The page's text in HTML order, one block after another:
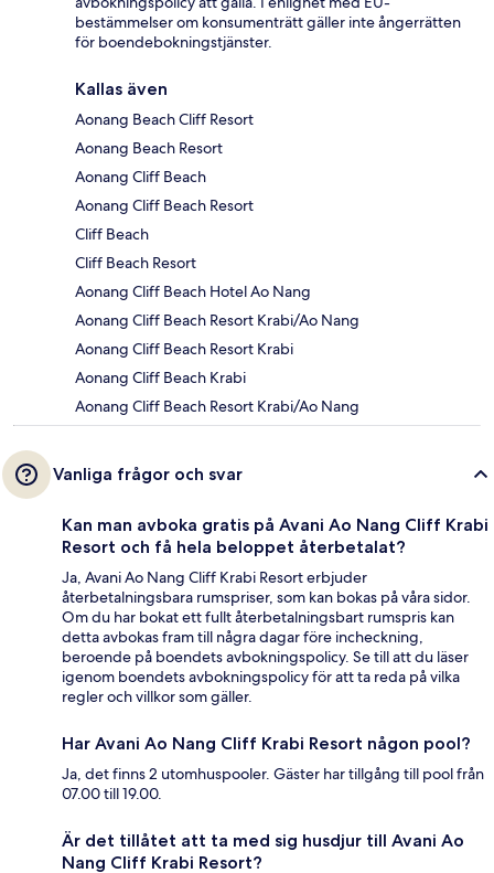
bestämmelser om konsumenträtt gäller inte ångerrätten
för boendebokningstjänster.
Kallas även
Aonang Beach Cliff Resort
Aonang Beach Resort
Aonang Cliff Beach
Aonang Cliff Beach Resort
Cliff Beach
Cliff Beach Resort
Aonang Cliff Beach Hotel Ao Nang
Aonang Cliff Beach Resort Krabi/Ao Nang
Aonang Cliff Beach Resort Krabi
Aonang Cliff Beach Krabi
Aonang Cliff Beach Resort Krabi/Ao Nang
Vanliga frågor och svar
Kan man avboka gratis på Avani Ao Nang Cliff Krabi
Resort och få hela beloppet återbetalat?
Ja, Avani Ao Nang Cliff Krabi Resort erbjuder
återbetalningsbara rumspriser, som kan bokas på våra sidor.
Om du har bokat ett fullt återbetalningsbart rumspris kan
detta avbokas fram till några dagar före incheckning,
beroende på boendets avbokningspolicy. Se till att du läser
igenom boendets avbokningspolicy för att ta reda på vilka
regler och villkor som gäller.
Har Avani Ao Nang Cliff Krabi Resort någon pool?
Ja, det finns 2 utomhuspooler. Gäster har tillgång till pool från
07.00 till 19.00.
Är det tillåtet att ta med sig husdjur till Avani Ao
Nang Cliff Krabi Resort?